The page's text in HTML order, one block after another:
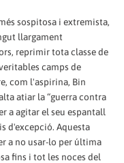
sospitosa i extremista,
llargament
reprimir tota classe de
camps de
com l'aspirina, Bin
atiar la “guerra contra
a agitar el seu espantall
d'excepció. Aquesta
a no usar-lo per última
fins i tot les noces del